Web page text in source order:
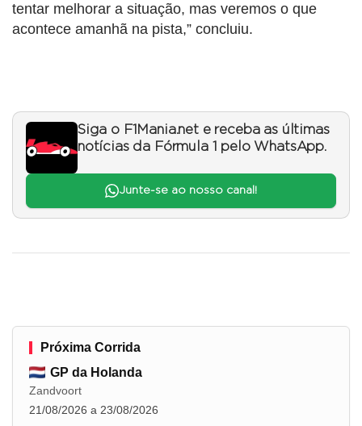
tentar melhorar a situação, mas veremos o que
acontece amanhã na pista,” concluiu.
Siga o F1Mania.net e receba as últimas
notícias da Fórmula 1 pelo WhatsApp.
Junte-se ao nosso canal!
Próxima Corrida
GP da Holanda
Zandvoort
21/08/2026 a 23/08/2026